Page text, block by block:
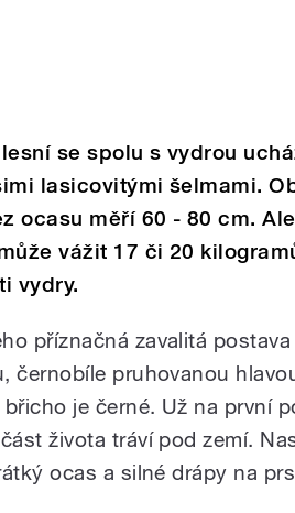
se spolu s vydrou
lasicovitými šelmami.
ocasu měří 60 - 80 cm.
vážit 17 či 20
vydry.
příznačná zavalitá
černobíle pruhovanou
je černé. Už na první
života tráví pod zemí.
ocas a silné drápy na